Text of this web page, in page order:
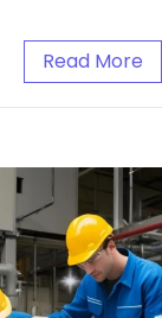
Read More